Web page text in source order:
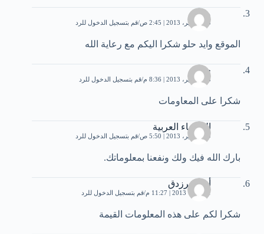
ميمي
25 سبتمبر، 2013 | 2:45 ص قم بتسجيل الدخول للرد
الموقع وايد حلو شكرا اليكم مع رعاية الله
حنان
28 سبتمبر، 2013 | 8:36 م قم بتسجيل الدخول للرد
شكرا على المعاومات
الخنساء العربية
29 سبتمبر، 2013 | 5:50 ص قم بتسجيل الدخول للرد
بارك الله فيك ولك ونفعنا بمعلوماتك.
أبو الفرزدق
1 أكتوبر، 2013 | 11:27 م قم بتسجيل الدخول للرد
شكرا لكم على هذه المعلومات القيمة